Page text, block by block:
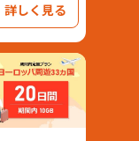
詳しく見る